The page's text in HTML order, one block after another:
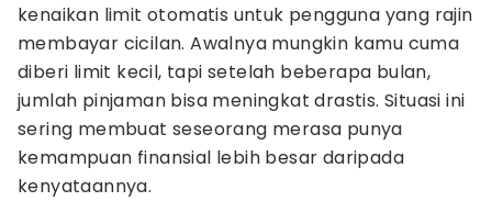
kenaikan limit otomatis untuk pengguna yang rajin
membayar cicilan. Awalnya mungkin kamu cuma
diberi limit kecil, tapi setelah beberapa bulan,
jumlah pinjaman bisa meningkat drastis. Situasi ini
sering membuat seseorang merasa punya
kemampuan finansial lebih besar daripada
kenyataannya.